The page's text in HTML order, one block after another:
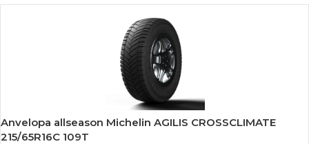
-14%
Anvelopa allseason Michelin AGILIS CROSSCLIMATE
215/65R16C 109T